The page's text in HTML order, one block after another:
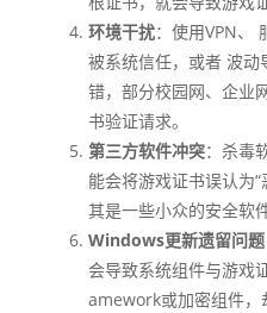
环境干扰：使用VPN、
被系统信任，或者 波动
错，部分校园网、企业
书验证请求。
第三方软件冲突：杀毒
能会将游戏证书误认为
其是一些小众的安全软
Windows更新遗留问题
会导致系统组件与游戏
amework或加密组件，